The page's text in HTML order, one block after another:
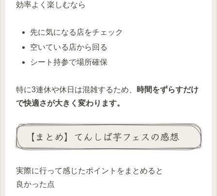
効率よく楽しむなら
先に気になる店をチェック
空いている店から回る
シート持参で場所確保
特に3連休や休日は混雑するため、
時間をずらすだけ
で快適さが大きく変わります。
【まとめ】てんしば芋フェスの感想
実際に行って感じたポイントをまとめると
良かった点